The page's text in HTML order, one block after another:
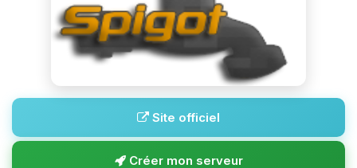
Site officiel
Créer mon serveur